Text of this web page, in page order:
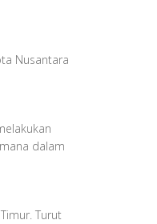
Nusantara
dalam
Turut